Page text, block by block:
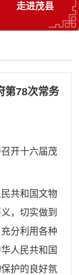
走进茂县
第78次常务
开十六届茂
共和国文物
，切实做到
分利用各种
人民共和国
护的良好氛